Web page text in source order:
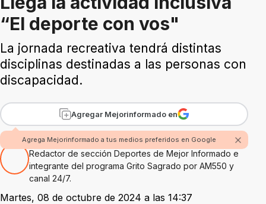
“El deporte con vos"
La jornada recreativa tendrá distintas
disciplinas destinadas a las personas con
discapacidad.
Agregar Mejorinformado en
Agrega Mejorinformado a tus medios preferidos en Google
Por Pablo Chagumil
Redactor de sección Deportes de Mejor Informado e
integrante del programa Grito Sagrado por AM550 y
canal 24/7.
Martes, 08 de octubre de 2024 a las 14:37